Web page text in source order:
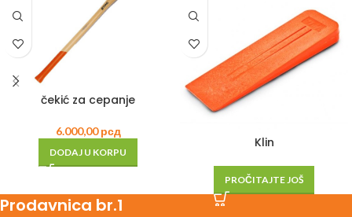
čekić za cepanje
6.000,00рсд
DODAJ U KORPU
Klin
PROČITAJTE JOŠ
Prodavnica br.1